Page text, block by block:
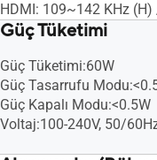
HDMI: 109~142 KHz
Güç Tüketimi
Güç Tüketimi:60W
Güç Tasarrufu
Güç Kapalı Modu:<0.5W
Voltaj:100-240V, 50/